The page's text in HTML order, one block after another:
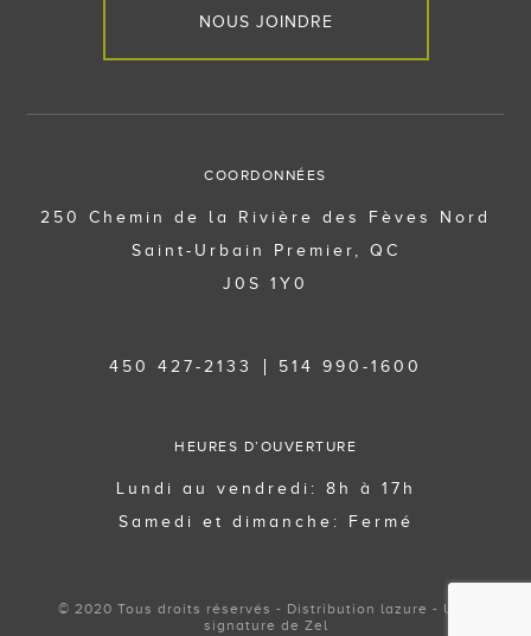
NOUS JOINDRE
COORDONNÉES
250 Chemin de la Rivière des Fèves Nord
Saint-Urbain Premier, QC
J0S 1Y0
450 427-2133 514 990-1600
HEURES D’OUVERTURE
Lundi au vendredi: 8h à 17h
Samedi et dimanche: Fermé
© 2020 Tous droits réservés - Distribution lazure - Une
signature de Zel